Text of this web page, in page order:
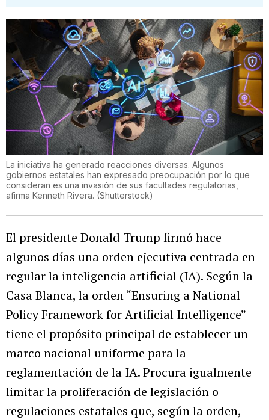
La iniciativa ha generado reacciones diversas. Algunos
gobiernos estatales han expresado preocupación por lo que
consideran es una invasión de sus facultades regulatorias,
afirma Kenneth Rivera. (Shutterstock)
El presidente Donald Trump firmó hace
algunos días una orden ejecutiva centrada en
regular la inteligencia artificial (IA). Según la
Casa Blanca, la orden “Ensuring a National
Policy Framework for Artificial Intelligence”
tiene el propósito principal de establecer un
marco nacional uniforme para la
reglamentación de la IA. Procura igualmente
limitar la proliferación de legislación o
regulaciones estatales que, según la orden,